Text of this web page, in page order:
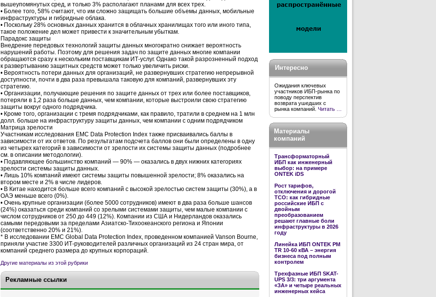
вышеупомянутых сред, и только 3% располагают планами для всех трех.
• Более того, 58% считают, что им сложно защищать большие объемы данных, мобильные
инфраструктуры и гибридные облака.
• Поскольку 28% основных данных хранится в облачных хранилищах того или иного типа,
такое положение дел может привести к значительным убыткам.
Парадокс защиты
Внедрение передовых технологий защиты данных многократно снижает вероятность
нарушений работы. Поэтому для решения задач по защите данных многие компании
обращаются сразу к нескольким поставщикам ИТ-услуг. Однако такой разрозненный подход
к развертыванию защитных средств может только увеличить риски.
• Вероятность потери данных для организаций, не развернувших стратегию непрерывной
доступности, почти в два раза превышала таковую для компаний, развернувших эту
стратегию.
• Организации, получающие решения по защите данных от трех или более поставщиков,
потеряли в 1,2 раза больше данных, чем компании, которые выстроили свою стратегию
защиты вокруг одного подрядчика.
• Кроме того, организации с тремя подрядчиками, как правило, тратили в среднем на 1 млн
долл. больше на инфраструктуру защиты данных, чем компании с одним подрядчиком
Матрица зрелости
Участникам исследования EMC Data Protection Index также присваивались баллы в
зависимости от их ответов. По результатам подсчета баллов они были определены в одну
из четырех категорий в зависимости от зрелости их системы защиты данных (подробнее
см. в описании методологии).
• Подавляющее большинство компаний — 90% — оказались в двух нижних категориях
зрелости системы защиты данных.
• Лишь 10% компаний имеют системы защиты повышенной зрелости; 8% оказались на
втором месте и 2% в числе лидеров.
• В Китае находится больше всего компаний с высокой зрелостью систем защиты (30%), а в
ОАЭ меньше всего (0%).
• Очень крупные организации (более 5000 сотрудников) имеют в два раза больше шансов
(24%) оказаться среди компаний со зрелыми системами защиты, чем малые компании с
числом сотрудников от 250 до 449 (12%). Компании из США и Нидерландов оказались
самыми передовыми за пределами Азиатско-Тихоокеанского региона и Японии
(соответственно 20% и 21%).
* В исследовании EMC Global Data Protection Index, проведенном компанией Vanson Bourne,
приняли участие 3300 ИТ-руководителей различных организаций из 24 стран мира, от
компаний среднего размера до крупных корпораций.
Другие материалы из этой рубрики
Рекламные ссылки
Интересно
Ожидания ключевых
участников ИБП-рынка по
поводу перспектив
возврата ушедших с
рынка компаний. Читать …
Материалы
компаний
Трансформаторный
ИБП как инженерный
выбор: на примере
ONTEK iDS
Рост тарифов,
отключения и дорогой
TCO: как гибридные
российские ИБП с
двойным
преобразованием
решают главные боли
инфраструктуры в 2026
году
Линейка ИБП ONTEK PM
TR 10-60 кВА – энергия
бизнеса под полным
контролем
Трехфазные ИБП SKAT-
UPS 3/3: три аргумента
«ЗА» и четыре реальных
инженерных кейса